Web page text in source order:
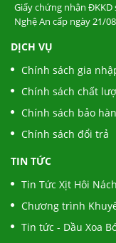
Giấy chứng nhận ĐKKD
Nghệ An cấp ngày 21/
DỊCH VỤ
Chính sách gia
Chính sách chất
Chính sách bảo
Chính sách đổi trả
TIN TỨC
Tin Tức Xịt Hôi
Chương trình
Tin tức - Dầu Xoa